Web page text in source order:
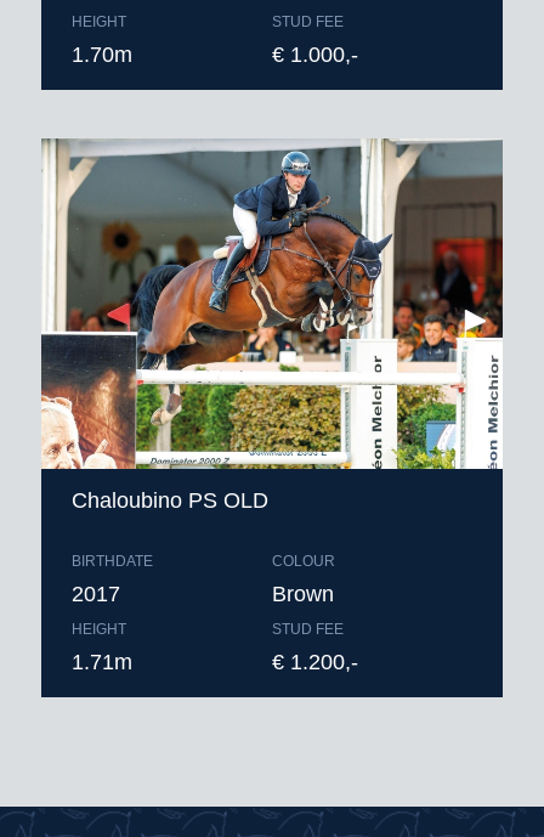
HEIGHT
1.70m
STUD FEE
€ 1.000,-
Chaloubino PS OLD
BIRTHDATE
2017
HEIGHT
1.71m
COLOUR
Brown
STUD FEE
€ 1.200,-